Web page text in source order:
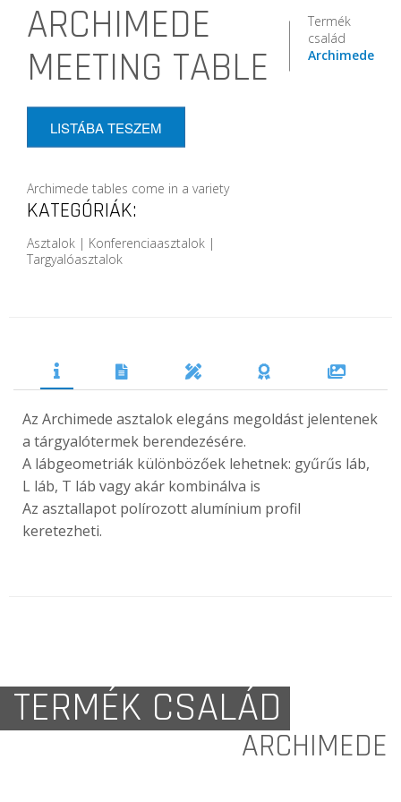
ARCHIMEDE
MEETING TABLE
Termék
család
Archimede
LISTÁBA TESZEM
Archimede tables come in a variety
KATEGÓRIÁK:
Asztalok | Konferenciaasztalok |
Targyalóasztalok
Az Archimede asztalok elegáns megoldást jelentenek
a tárgyalótermek berendezésére.
A lábgeometriák különbözőek lehetnek: gyűrűs láb,
L láb, T láb vagy akár kombinálva is
Az asztallapot polírozott alumínium profil
keretezheti.
TERMÉK CSALÁD
ARCHIMEDE